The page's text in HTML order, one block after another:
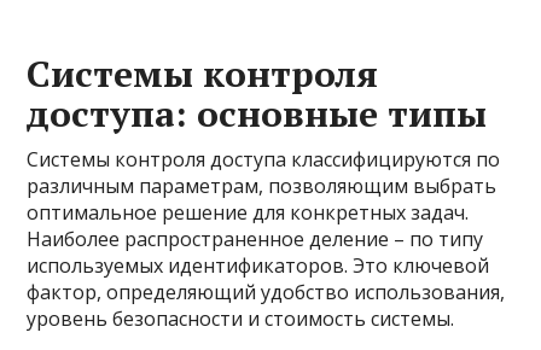
Системы контроля
доступа: основные типы
Системы контроля доступа классифицируются по
различным параметрам, позволяющим выбрать
оптимальное решение для конкретных задач.
Наиболее распространенное деление – по типу
используемых идентификаторов. Это ключевой
фактор, определяющий удобство использования,
уровень безопасности и стоимость системы.